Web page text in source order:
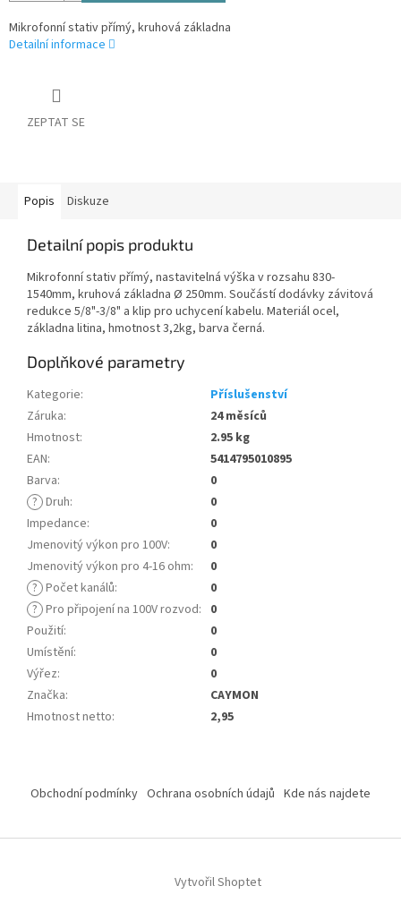
Mikrofonní stativ přímý, kruhová základna
Detailní informace
ZEPTAT SE
Popis Diskuze
Detailní popis produktu
Mikrofonní stativ přímý, nastavitelná výška v rozsahu 830-
1540mm, kruhová základna Ø 250mm. Součástí dodávky závitová
redukce 5/8"-3/8" a klip pro uchycení kabelu. Materiál ocel,
základna litina, hmotnost 3,2kg, barva černá.
Doplňkové parametry
Kategorie:
Příslušenství
Záruka:
24 měsíců
Hmotnost:
2.95 kg
EAN:
5414795010895
Barva:
0
? Druh:
0
Impedance:
0
Jmenovitý výkon pro 100V:
0
Jmenovitý výkon pro 4-16 ohm:
0
? Počet kanálů:
0
? Pro připojení na 100V rozvod: 0
Použití:
0
Umístění:
0
Výřez:
0
Značka:
CAYMON
Hmotnost netto: 2,95
Obchodní podmínky Ochrana osobních údajů Kde nás najdete
Vytvořil Shoptet